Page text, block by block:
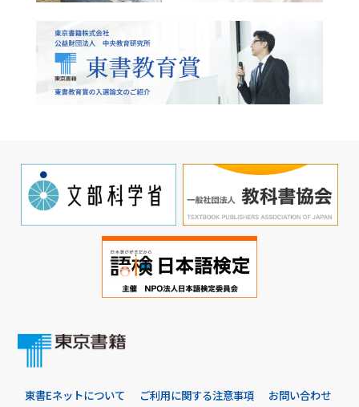
東書Eネットについて ご利用に関する注意事項
お問い合わせ